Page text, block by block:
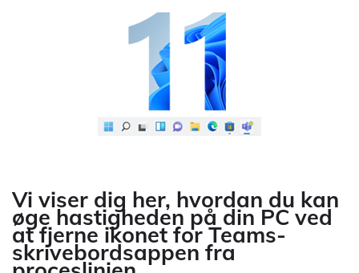
Vi viser dig her, hvordan du kan
øge hastigheden på din PC ved
at fjerne ikonet for Teams-
skrivebordsappen fra